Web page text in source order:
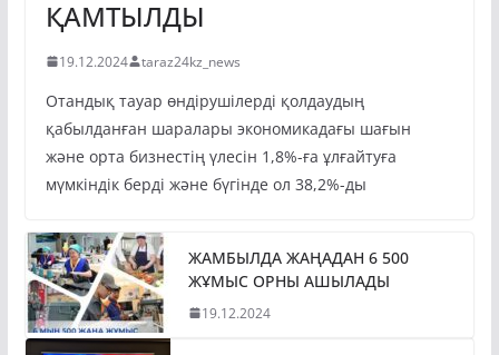
ҚАМТЫЛДЫ
19.12.2024 taraz24kz_news
Отандық тауар өндірушілерді қолдаудың
қабылданған шаралары экономикадағы шағын
және орта бизнестің үлесін 1,8%-ға ұлғайтуға
мүмкіндік берді және бүгінде ол 38,2%-ды
ЖАМБЫЛДА ЖАҢАДАН 6 500
ЖҰМЫС ОРНЫ АШЫЛАДЫ
19.12.2024